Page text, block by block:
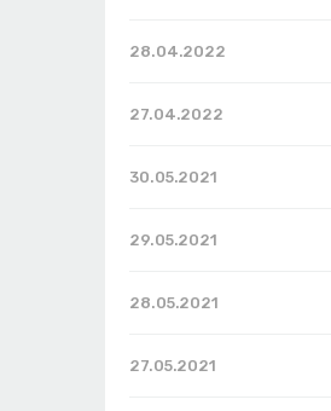
28.04.2022
27.04.2022
30.05.2021
29.05.2021
28.05.2021
27.05.2021